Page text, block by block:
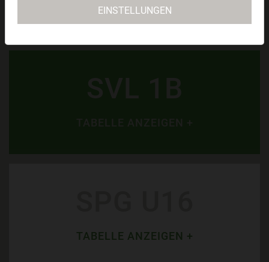
TABELLE ANZEIGEN +
TABELLE ANZEIGEN +
EINSTELLUNGEN